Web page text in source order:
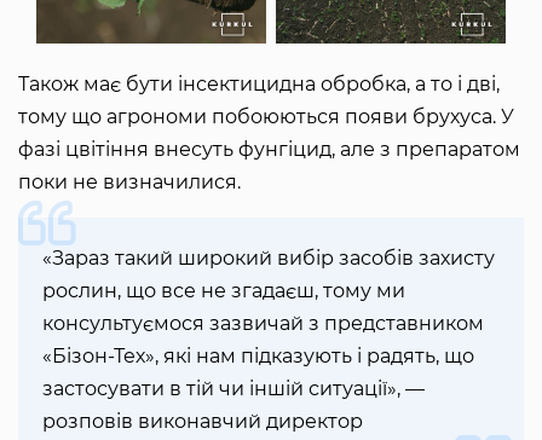
Також має бути інсектицидна обробка, а то і дві,
тому що агрономи побоюються появи брухуса. У
фазі цвітіння внесуть фунгіцид, але з препаратом
поки не визначилися.
«Зараз такий широкий вибір засобів захисту
рослин, що все не згадаєш, тому ми
консультуємося зазвичай з представником
«Бізон-Тех», які нам підказують і радять, що
застосувати в тій чи іншій ситуації», —
розповів виконавчий директор